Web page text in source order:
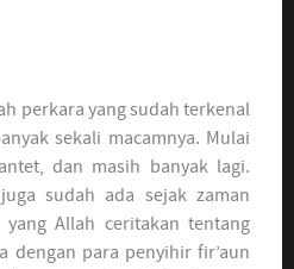
perkara yang sudah terkenal
sekali macamnya. Mulai
dan masih banyak lagi.
sudah ada sejak zaman
yang Allah ceritakan tentang
dengan para penyihir fir’aun